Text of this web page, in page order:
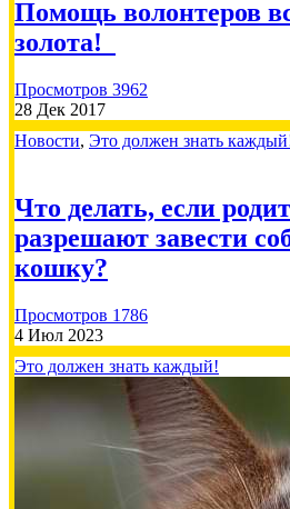
500.00 RUB
Сбор на вакцины кошкам
2000.00 RUB
Татьяна М
Помощь волонтеров
золота!
Просмотров 3962
28 Дек 2017
Новости, Это должен знать
Что делать, если
разрешают завести
кошку?
Просмотров 1786
4 Июл 2023
Это должен знать каждый!